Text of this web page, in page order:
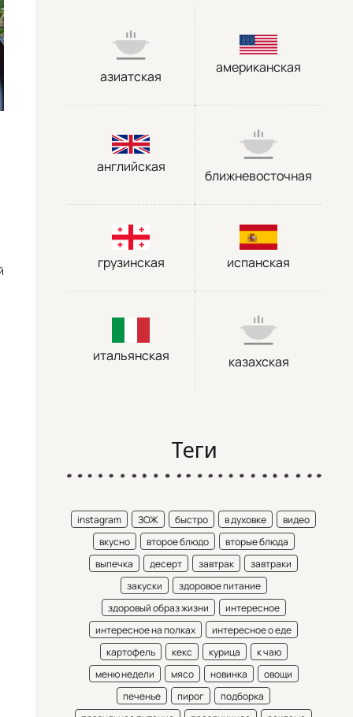
азиатская
американская
английская
ближневосточная
грузинская испанская
итальянская казахская
Теги
instagram ЗОЖ быстро в духовке
видео
вкусно
второе блюдо
вторые блюда
выпечка
десерт завтрак
завтраки
закуски
здоровое питание
здоровый образ жизни
интересное
интересное на полках
интересное о еде
картофель
кекс курица
к чаю
меню недели
мясо новинка
овощи
печенье
пирог
подборка